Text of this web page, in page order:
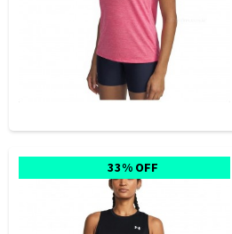
33% OFF